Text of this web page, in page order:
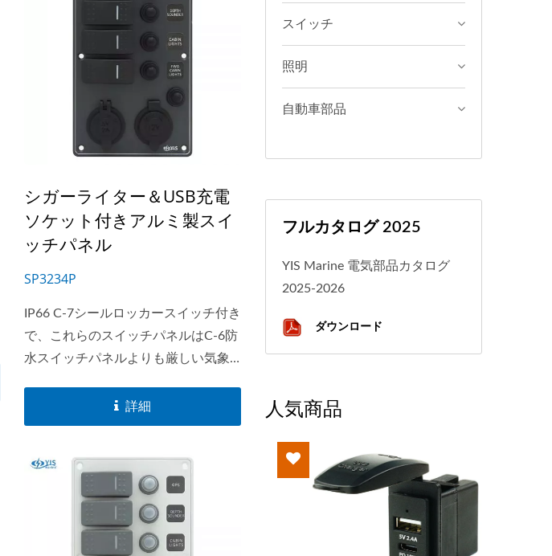
シガーライター＆USB充電
ソケット付きアルミ製スイ
ッチパネル
SP3234P
IP66 C-7シールロッカースイッチ付き
で、これらのスイッチパネルはC-6防
水スイッチパネルよりも厳しい気象
SP32xxシリーズは、ラベル用のバッ
クライトモジュールを備えた市場唯
詳細
スイッチ
照明
自動車部品
フルカタログ 2025
YIS Marine 電気部品カタログ
2025-2026
ダウンロード
人気商品